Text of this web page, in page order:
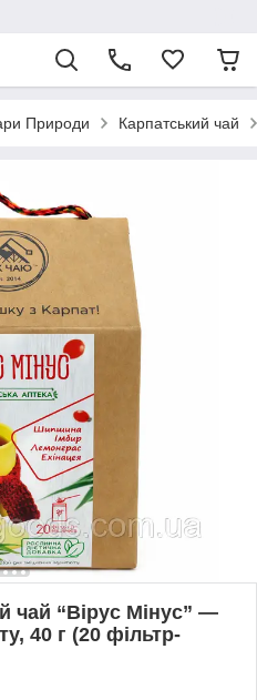
Природи Карпатський чай
чай “Вірус Мінус” —
40 г (20 фільтр-